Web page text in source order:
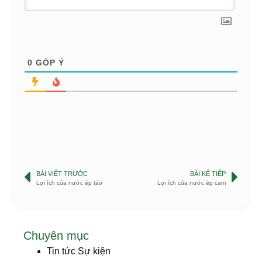
0 GÓP Ý
BÀI VIẾT TRƯỚC
Lợi ích của nước ép táo
BÀI KẾ TIẾP
Lợi ích của nước ép cam
Chuyên mục
Tin tức Sự kiện